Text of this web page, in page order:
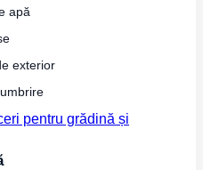
apă
exterior